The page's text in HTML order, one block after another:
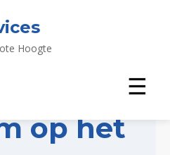
Hoogte
☰
op het